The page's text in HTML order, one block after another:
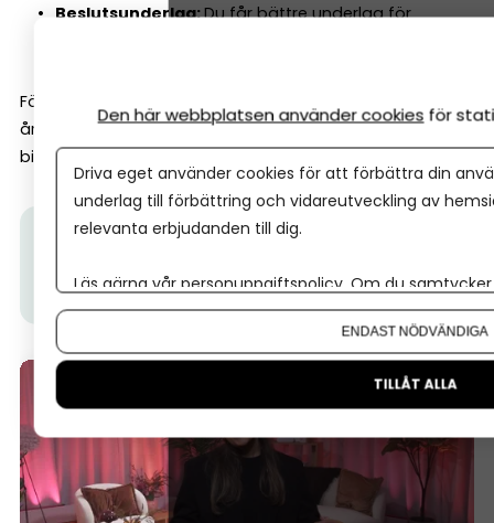
Beslutsunderlag:Du får bättre underlag för
För aktiebolag är bokföringen dessutom grunden för
årsredovisningen, medan enskilda firmor lämnar NE-
bilagan i deklarationen.
Här kan du se videon där Hilda från vår partner Spiris
ska starta eget.
Den här webbplatsen använder cookies för
Driva eget använder cookies för att förbättra din
underlag till förbättring och vidareutveckling av
relevanta erbjudanden till dig.
Läs gärna vår personuppgiftspolicy. Om du
Om du vill ändra ditt val i efterhand hittar du den
ENDAST NÖDVÄNDIGA
TILLÅT ALLA